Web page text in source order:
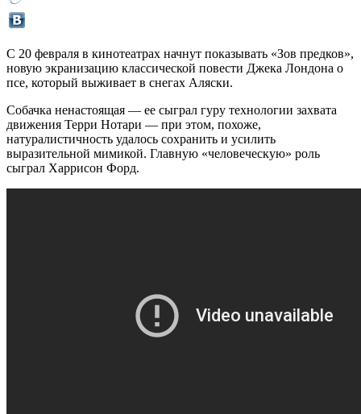
С 20 февраля в кинотеатрах начнут показывать «Зов предков»,
новую экранизацию классической повести Джека Лондона о
псе, который выживает в снегах Аляски.
Собачка ненастоящая — ее сыграл гуру технологии захвата
движения Терри Нотари — при этом, похоже,
натуралистичность удалось сохранить и усилить
выразительной мимикой. Главную «человеческую» роль
сыграл Харрисон Форд.